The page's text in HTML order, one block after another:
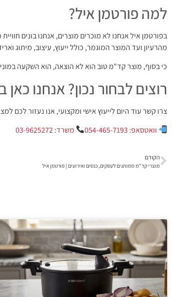
למה פורטמן איל?
בפורטמן איל אנחנו לא מוכרים מוצרים, אנחנו בונים
מהרעיון ועד המוצר המוגמר, כולל ייעוץ, עיצוב, מיתוג
כי בסוף, מוצר קד"מ טוב הוא לא הוצאה, הוא השקעה
רוצים לבחור נכון? אנחנו
צרו קשר עוד היום לייעוץ אישי ומקצועי, אנו נעזור
וואטסאפ: 054-465-7193
משרד: 03-9625272
הקודם
מוצרי קד"מ ממותגים לעסקים, כנסים ואירועים | פורטמן איל